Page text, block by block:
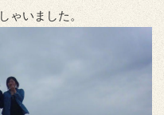
ゃいました。